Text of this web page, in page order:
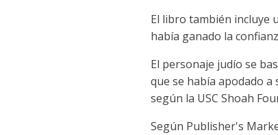
El libro también incluye
había ganado la
El personaje judío se
que se había apodado
según la USC Shoah
Según Publisher's